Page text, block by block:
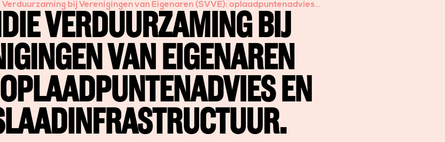
bij Verenigingen van Eigenaren (SVVE): oplaadpuntenadvies
VERDUURZAMING BIJ
VAN EIGENAREN
EN